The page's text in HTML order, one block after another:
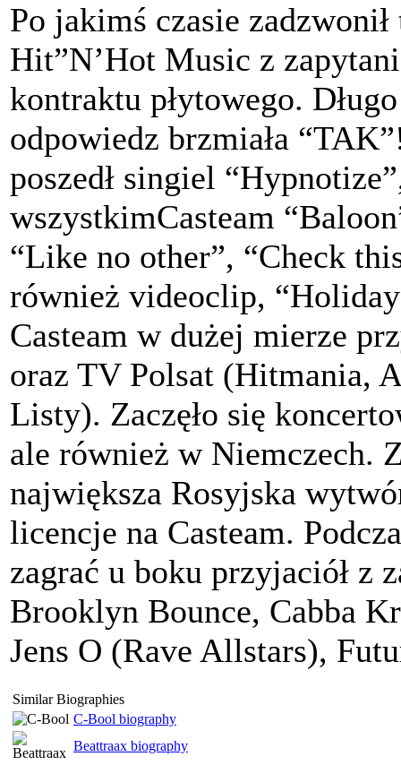
Po jakimś czasie
Hit”N’Hot Music z
kontraktu płytowego.
odpowiedz brzmiała
poszedł singiel
wszystkimCasteam
“Like no other”, “Check
również videoclip,
Casteam w dużej mierze
oraz TV Polsat (Hitmania,
Listy). Zaczęło się
ale również w Niemczech.
największa Rosyjska
licencje na Casteam.
zagrać u boku przyjaciół z
Brooklyn Bounce, Cabba
Jens O (Rave Allstars),
Similar Biographies
C-Bool biography
Beattraax biography